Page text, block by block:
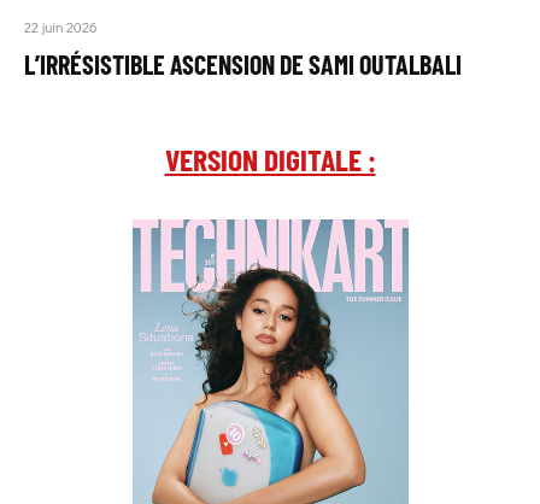
22 juin 2026
L’IRRÉSISTIBLE ASCENSION DE SAMI OUTALBALI
VERSION DIGITALE :